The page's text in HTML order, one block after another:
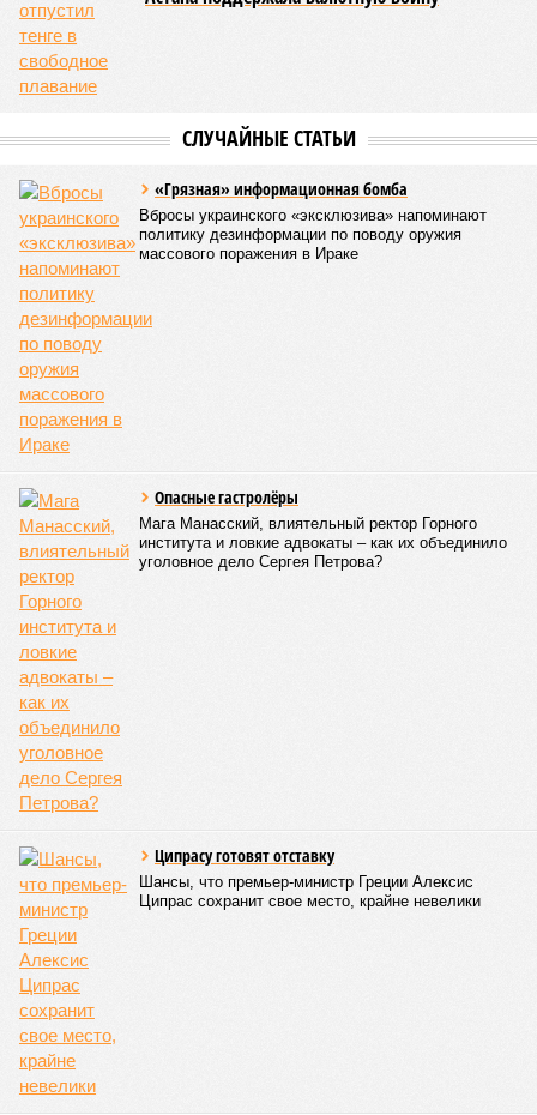
СЛУЧАЙНЫЕ СТАТЬИ
«Грязная» информационная бомба
Вбросы украинского «эксклюзива» напоминают
политику дезинформации по поводу оружия
массового поражения в Ираке
Опасные гастролёры
Мага Манасский, влиятельный ректор Горного
института и ловкие адвокаты – как их объединило
уголовное дело Сергея Петрова?
Ципрасу готовят отставку
Шансы, что премьер-министр Греции Алексис
Ципрас сохранит свое место, крайне невелики